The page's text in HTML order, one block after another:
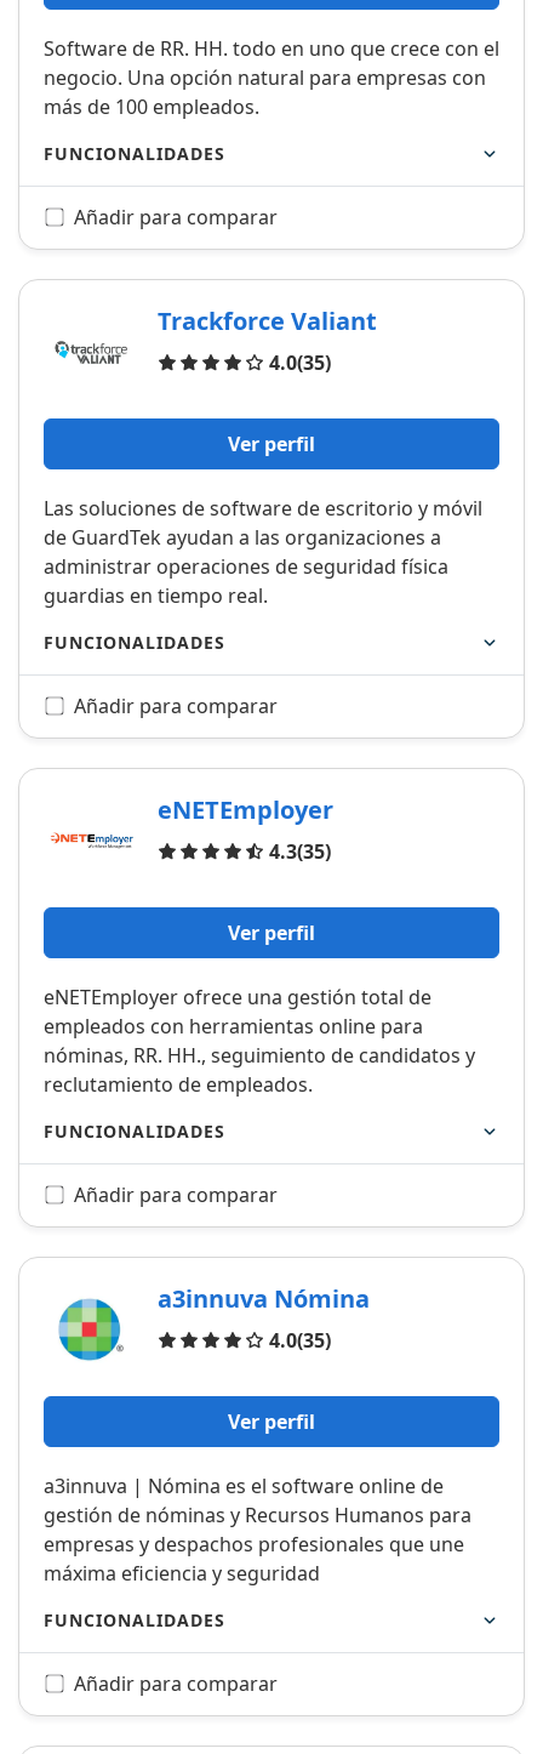
Software de RR. HH. todo en uno que crece con el
negocio. Una opción natural para empresas con
más de 100 empleados.
FUNCIONALIDADES
Añadir para comparar
Trackforce Valiant
4.0(35)
Opiniones
Ver perfil
Las soluciones de software de escritorio y móvil
de GuardTek ayudan a las organizaciones a
administrar operaciones de seguridad física
guardias en tiempo real.
FUNCIONALIDADES
Añadir para comparar
eNETEmployer
4.3(35)
Opiniones
Ver perfil
eNETEmployer ofrece una gestión total de
empleados con herramientas online para
nóminas, RR. HH., seguimiento de candidatos y
reclutamiento de empleados.
FUNCIONALIDADES
Añadir para comparar
a3innuva Nómina
4.0(35)
Opiniones
Ver perfil
a3innuva | Nómina es el software online de
gestión de nóminas y Recursos Humanos para
empresas y despachos profesionales que une
máxima eficiencia y seguridad
FUNCIONALIDADES
Añadir para comparar